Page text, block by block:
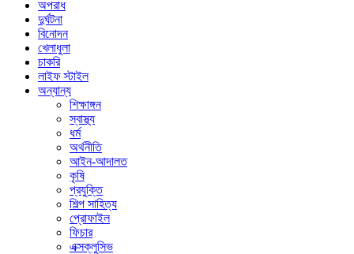
অপরাধ
দুর্ঘটনা
বিনোদন
খেলাধুলা
চাকরি
লাইফ স্টাইল
অন্যান্য
শিক্ষাঙ্গন
স্বাস্থ্য
ধর্ম
অর্থনীতি
আইন-আদালত
কৃষি
প্রযুক্তি
শিল্প সাহিত্য
প্রোফাইল
ফিচার
এক্সক্লুসিভ